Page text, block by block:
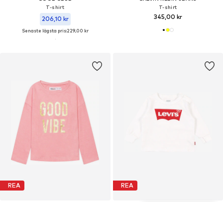
T-shirt
206,10 kr
Senaste lägsta pris:229,00 kr
T-shirt
345,00 kr
REA REA